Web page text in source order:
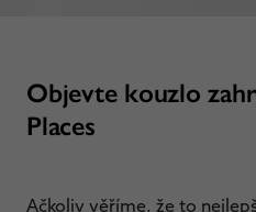
Objevte kouzlo
Places
Ačkoliv věříme, že to